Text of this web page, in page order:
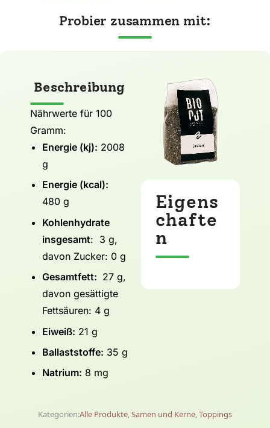
Probier zusammen mit:
Beschreibung
Nährwerte für 100
Gramm:
Energie (kj): 2008
g
Energie (kcal):
480 g
Kohlenhydrate
insgesamt: 3 g,
davon Zucker: 0 g
Gesamtfett: 27 g,
davon gesättigte
Fettsäuren: 4 g
Eiweiß: 21 g
Ballaststoffe: 35 g
Natrium: 8 mg
Eigens
chafte
n
Kategorien:Alle Produkte,Samen und Kerne,Toppings